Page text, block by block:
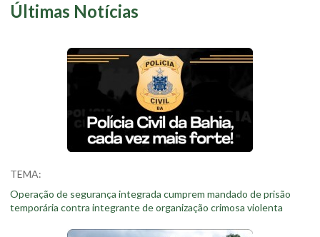
Últimas Notícias
TEMA:
Operação de segurança integrada cumprem mandado de prisão
temporária contra integrante de organização crimosa violenta